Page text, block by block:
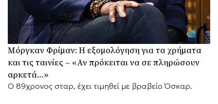
Μόργκαν Φρίμαν: Η εξομολόγηση για τα χρήματα
και τις ταινίες – «Αν πρόκειται να σε πληρώσουν
αρκετά…»
Ο 89χρονος σταρ, έχει τιμηθεί με βραβείο Όσκαρ.